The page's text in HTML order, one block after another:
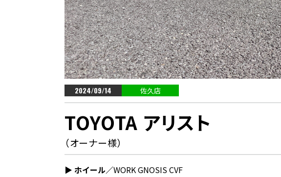
2024/09/14 佐久店
TOYOTA アリスト
（オーナー様）
▶︎ ホイール／WORK GNOSIS CVF